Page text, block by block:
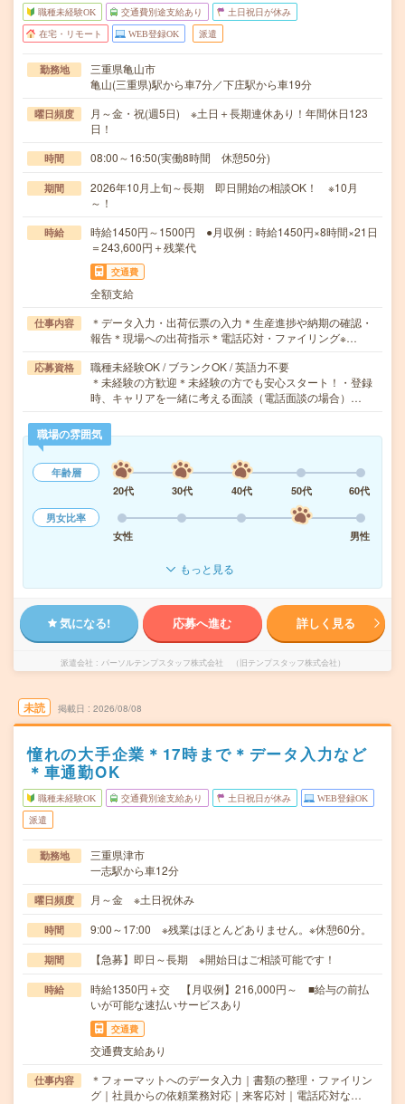
職種未経験OK 交通費別途支給あり 土日祝日が休み
在宅・リモート WEB登録OK 派遣
勤務地
三重県亀山市
亀山(三重県)駅から車7分／下庄駅から車19分
曜日頻度
月～金・祝(週5日) ※土日＋長期連休あり！年間休日123
日！
時間 08:00～16:50(実働8時間 休憩50分)
期間
2026年10月上旬～長期 即日開始の相談OK！ ※10月
～！
時給
時給1450円～1500円 ●月収例：時給1450円×8時間×21日
＝243,600円＋残業代
交通費
全額支給
仕事内容
＊データ入力・出荷伝票の入力＊生産進捗や納期の確認・
報告＊現場への出荷指示＊電話応対・ファイリング※…
応募資格
職種未経験OK / ブランクOK / 英語力不要
＊未経験の方歓迎＊未経験の方でも安心スタート！・登録
時、キャリアを一緒に考える面談（電話面談の場合）…
職場の雰囲気
年齢層
20代
30代 40代 50代
60代
男女比率
女性
男性
もっと見る
気になる! 応募へ進む 詳しく見る
派遣会社 パーソルテンプスタッフ株式会社 （旧テンプスタッフ株式会社）
未読 掲載日 2026/08/08
憧れの大手企業＊17時まで＊データ入力など
＊車通勤OK
職種未経験OK 交通費別途支給あり 土日祝日が休み WEB登録OK
派遣
勤務地
三重県津市
一志駅から車12分
曜日頻度 月～金 ※土日祝休み
時間 9:00～17:00 ※残業はほとんどありません。※休憩60分。
期間 【急募】即日～長期 ※開始日はご相談可能です！
時給
時給1350円＋交 【月収例】216,000円～ ■給与の前払
いが可能な速払いサービスあり
交通費
交通費支給あり
仕事内容
＊フォーマットへのデータ入力｜書類の整理・ファイリン
グ｜社員からの依頼業務対応｜来客応対｜電話応対な…